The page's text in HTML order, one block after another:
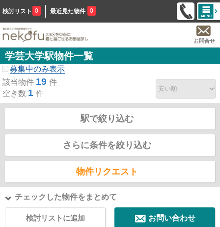
検討リスト 0 最近見た物件 0
お問合せ
学芸大学駅物件一覧
募集中のみ表示
該当物件 19 件
空き数 1 件
駅で絞り込む
さらに条件を絞り込む
物件リクエスト
チェックした物件をまとめて
検討リストに追加 お問い合わせ